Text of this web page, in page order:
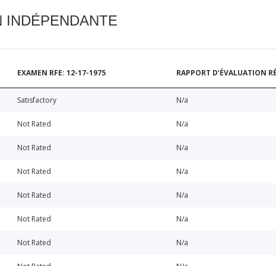
INDÉPENDANTE
EXAMEN RFE: 12-17-1975 RAPPORT D’ÉVALUATION
Satisfactory N/a
Not Rated N/a
Not Rated N/a
Not Rated N/a
Not Rated N/a
Not Rated N/a
Not Rated N/a